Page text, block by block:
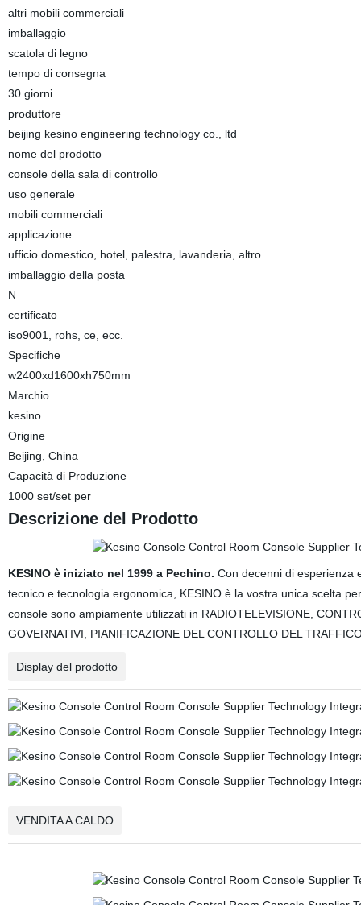
altri mobili commerciali
imballaggio
scatola di legno
tempo di consegna
30 giorni
produttore
beijing kesino engineering technology co., ltd
nome del prodotto
console della sala di controllo
uso generale
mobili commerciali
applicazione
ufficio domestico, hotel, palestra, lavanderia, altro
imballaggio della posta
N
certificato
iso9001, rohs, ce, ecc.
Specifiche
w2400xd1600xh750mm
Marchio
kesino
Origine
Beijing, China
Capacità di Produzione
1000 set/set per
Descrizione del Prodotto
KESINO è iniziato nel 1999 a Pechino. Con decenni di esperienza
tecnico e tecnologia ergonomica, KESINO è la vostra unica scelta
console sono ampiamente utilizzati in RADIOTELEVISIONE,
GOVERNATIVI, PIANIFICAZIONE DEL CONTROLLO DEL
Display del prodotto
VENDITA A CALDO